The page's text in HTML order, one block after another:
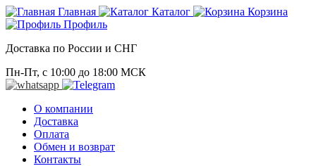
Главная Каталог
Корзина
Профиль
Доставка по России и СНГ
Пн-Пт, с 10:00 до 18:00 МСК
О компании
Доставка
Оплата
Обмен и возврат
Контакты